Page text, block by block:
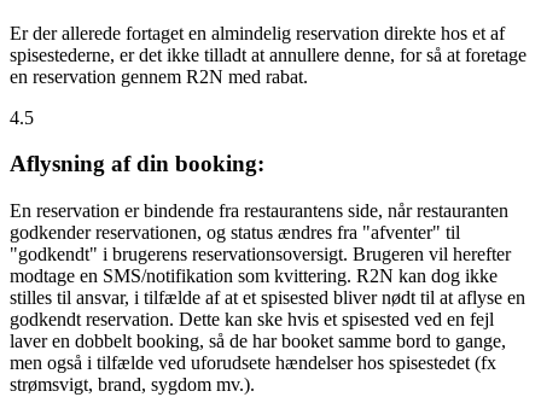
Er der allerede fortaget en almindelig reservation direkte hos et af
spisestederne, er det ikke tilladt at annullere denne, for så at foretage
en reservation gennem R2N med rabat.
4.5
Aflysning af din booking:
En reservation er bindende fra restaurantens side, når restauranten
godkender reservationen, og status ændres fra "afventer" til
"godkendt" i brugerens reservationsoversigt. Brugeren vil herefter
modtage en SMS/notifikation som kvittering. R2N kan dog ikke
stilles til ansvar, i tilfælde af at et spisested bliver nødt til at aflyse en
godkendt reservation. Dette kan ske hvis et spisested ved en fejl
laver en dobbelt booking, så de har booket samme bord to gange,
men også i tilfælde ved uforudsete hændelser hos spisestedet (fx
strømsvigt, brand, sygdom mv.).